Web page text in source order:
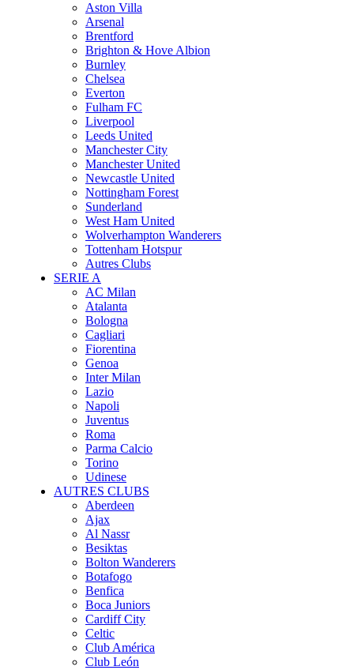
Aston Villa
Arsenal
Brentford
Brighton & Hove Albion
Burnley
Chelsea
Everton
Fulham FC
Liverpool
Leeds United
Manchester City
Manchester United
Newcastle United
Nottingham Forest
Sunderland
West Ham United
Wolverhampton Wanderers
Tottenham Hotspur
Autres Clubs
SERIE A
AC Milan
Atalanta
Bologna
Cagliari
Fiorentina
Genoa
Inter Milan
Lazio
Napoli
Juventus
Roma
Parma Calcio
Torino
Udinese
AUTRES CLUBS
Aberdeen
Ajax
Al Nassr
Besiktas
Bolton Wanderers
Botafogo
Benfica
Boca Juniors
Cardiff City
Celtic
Club América
Club León